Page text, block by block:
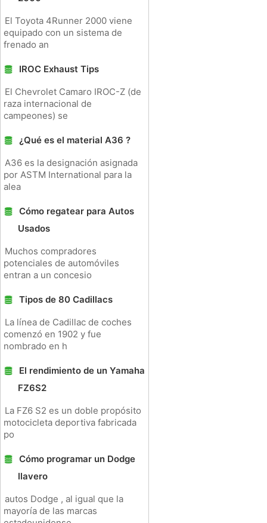
El Toyota 4Runner 2000 viene
equipado con un sistema de
frenado an
IROC Exhaust Tips
El Chevrolet Camaro IROC-Z (de
raza internacional de
campeones) se
¿Qué es el material A36 ?
A36 es la designación asignada
por ASTM International para la
alea
Cómo regatear para Autos
Usados ​​
Muchos compradores
potenciales de automóviles
entran a un concesio
Tipos de 80 Cadillacs
La línea de Cadillac de coches
comenzó en 1902 y fue
nombrado en h
El rendimiento de un Yamaha
FZ6S2
La FZ6 S2 es un doble propósito
motocicleta deportiva fabricada
po
Cómo programar un Dodge
llavero
autos Dodge , al igual que la
mayoría de las marcas